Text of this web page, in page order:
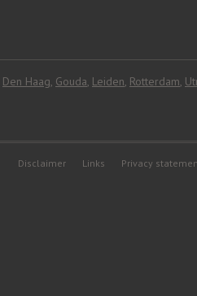
Den Haag, Gouda, Leiden, Rotterdam,
Disclaimer Links Privacy